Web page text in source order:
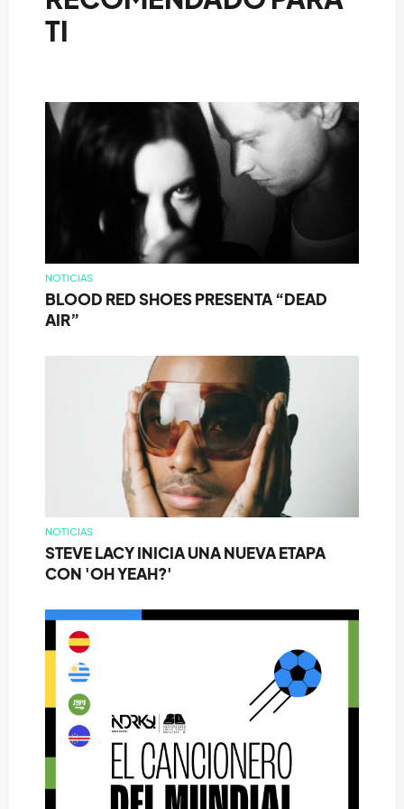
TI
NOTICIAS
BLOOD RED SHOES PRESENTA “DEAD
AIR”
NOTICIAS
STEVE LACY INICIA UNA NUEVA ETAPA
CON 'OH YEAH?'